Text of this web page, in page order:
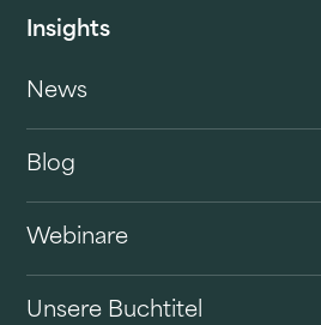
Insights
News
Blog
Webinare
Unsere Buchtitel